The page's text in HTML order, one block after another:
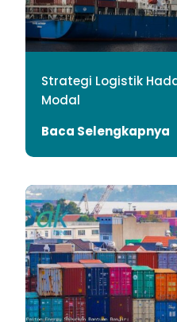
Strategi Logistik
Modal
Baca Selengkapnya